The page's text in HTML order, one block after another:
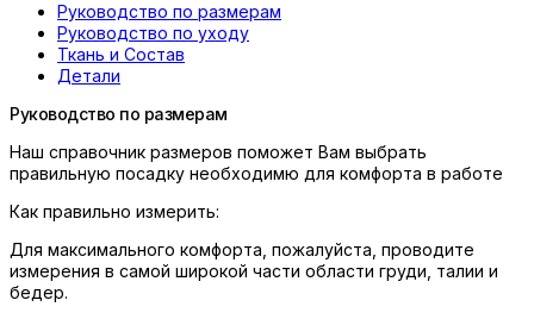
Руководство по размерам
Руководство по уходу
Ткань и Состав
Детали
Руководство по размерам
Наш справочник размеров поможет Вам выбрать
правильную посадку необходимю для комфорта в работе
Как правильно измерить:
Для максимального комфорта, пожалуйста, проводите
измерения в самой широкой части области груди, талии и
бедер.